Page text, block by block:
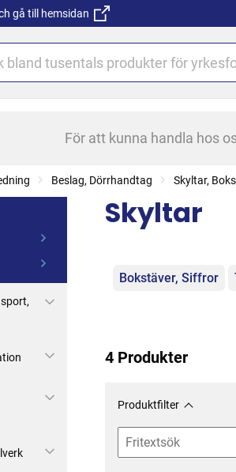
gå till hemsidan
För att kunna handla hos
Beslag, Dörrhandtag Skyltar,
Skyltar
Kategorier
Bokstäver, Siffror
4 Produkter
Produktfilter